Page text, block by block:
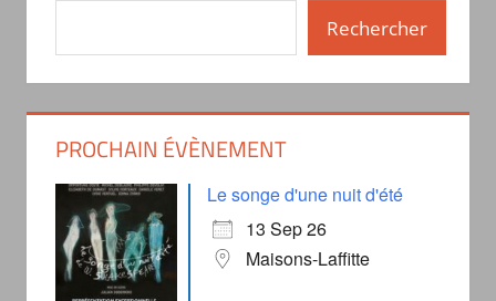
Rechercher
PROCHAIN ÉVÈNEMENT
Le songe d'une nuit d'été
13 Sep 26
Maisons-Laffitte